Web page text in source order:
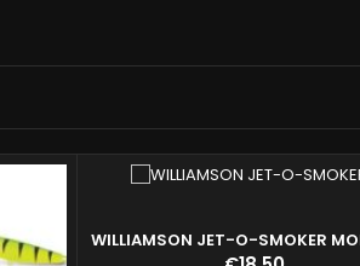
WILLIAMSON JET-O-SMOKER
CM.11,5 COL.RW